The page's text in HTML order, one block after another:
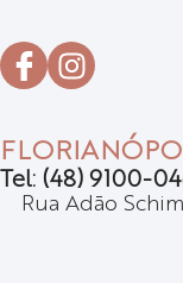
Tel: (48) 9100-
Rua Adão